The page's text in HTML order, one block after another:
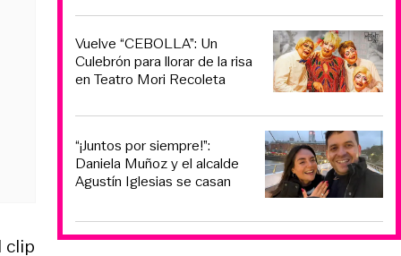
clip
Vuelve “CEBOLLA”: Un
Culebrón para llorar de la risa
en Teatro Mori Recoleta
“¡Juntos por siempre!”:
Daniela Muñoz y el alcalde
Agustín Iglesias se casan